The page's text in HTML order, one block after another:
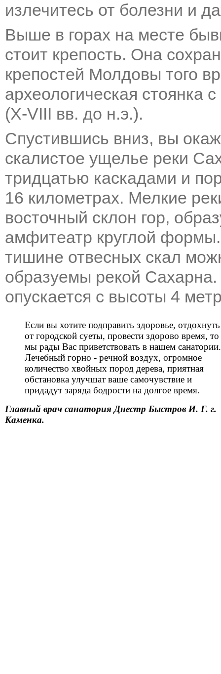
излечитесь от болезни и
Выше в горах на месте
стоит крепость. Она
крепостей Молдовы того
археологическая стоянка
(X-VIII вв. до н.э.).
Спустившись вниз, вы
скалистое ущелье реки
тридцатью каскадами и
16 километрах. Мелкие
восточный склон гор,
амфитеатр круглой
тишине отвесных скал
образуемы рекой
опускается с высоты 4
Если вы хотите подправить здоровье, отдохнуть
от городской суеты, провести здорово время, то
мы рады Вас приветствовать в нашем санатории.
Лечебный горно - речной воздух, огромное
количество хвойных пород дерева, приятная
обстановка улучшат ваше самочувствие и
придадут заряда бодрости на долгое время.
Главный врач санатория Днестр Быстров И. Г. г.
Каменка.